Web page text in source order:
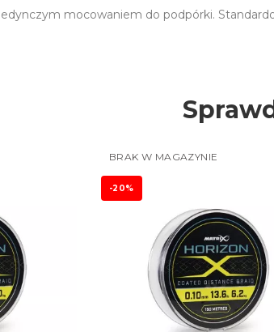
mocowaniem do podpórki.
BRAK W MAGAZYNIE
-20%